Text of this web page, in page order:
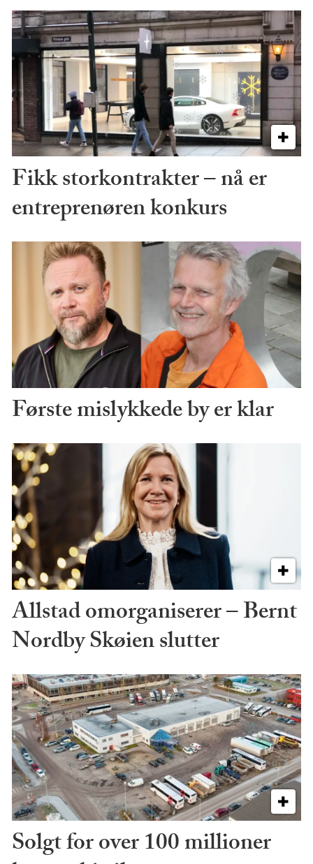
Fikk storkontrakter – nå er
entreprenøren konkurs
Første mislykkede by er klar
Allstad omorganiserer – Bernt
Nordby Skøien slutter
Solgt for over 100 millioner